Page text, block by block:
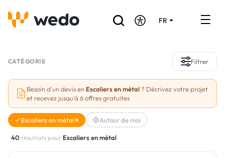
FR
Réalisations
Aides et subventions
CATÉGORIE Filtrer
Besoin d'un devis en Escaliers en métal ? Décrivez votre projet
et recevez jusqu'à 6 offres gratuites
Escaliers en métal Autour de moi
40 résultats pour Escaliers en métal